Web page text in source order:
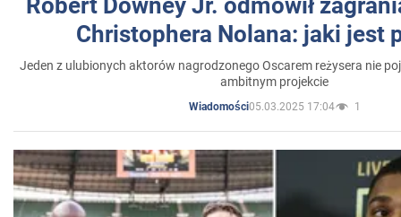
Robert Downey Jr. odmówił
Christophera Nolana: jaki jest
Jeden z ulubionych aktorów nagrodzonego Oscarem reżysera nie
ambitnym projekcie
Wiadomości05.03.2025 17:04 1